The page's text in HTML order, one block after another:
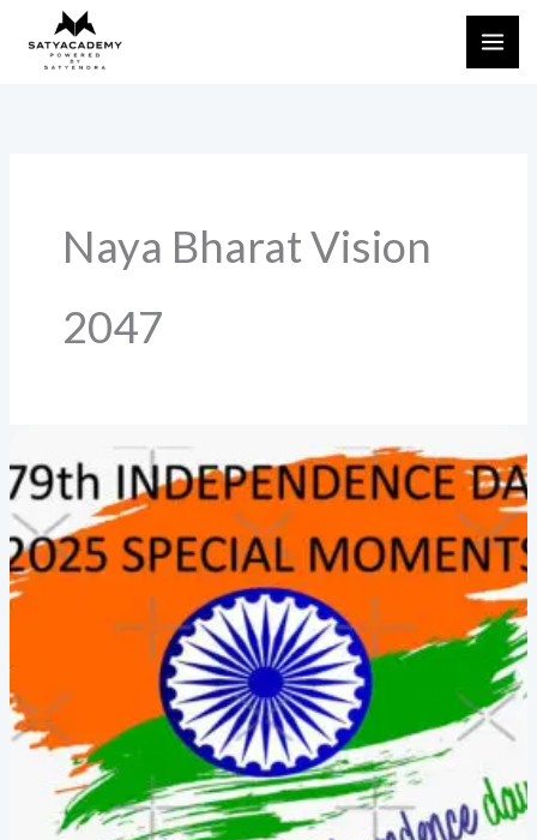
Naya Bharat Vision
2047
दिवस
2025:
‘नया
भारत’
और
कार्यक्रम
पूरी
झलक